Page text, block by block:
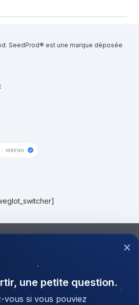
SeedProd® est une marque déposée
×
une petite question.
vous si vous pouviez